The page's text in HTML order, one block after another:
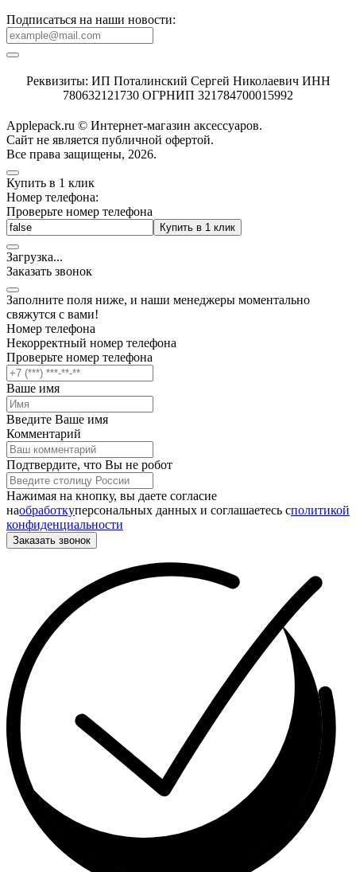
Подписаться на наши новости:
Реквизиты: ИП Поталинский Сергей Николаевич ИНН
780632121730 ОГРНИП 321784700015992
Applepack.ru © Интернет-магазин аксессуаров.
Cайт не является публичной офертой.
Все права защищены, 2026.
Купить в 1 клик
Номер телефона:
Проверьте номер телефона
Купить в 1 клик
Загрузка...
Заказать звонок
Заполните поля ниже, и наши менеджеры моментально
свяжутся с вами!
Номер телефона
Некорректный номер телефона
Проверьте номер телефона
Ваше имя
Введите Ваше имя
Комментарий
Подтвердите, что Вы не робот
Нажимая на кнопку, вы даете согласие
наобработкуперсональных данных и соглашаетесь cполитикой
конфиденциальности
Заказать звонок